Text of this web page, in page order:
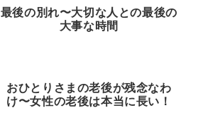
最後の別れ〜大切な人との最後の
大事な時間
おひとりさまの老後が残念なわ
け〜女性の老後は本当に長い！